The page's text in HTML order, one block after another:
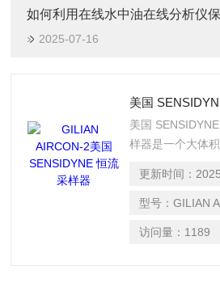
如何利用在线水中油在线分析仪
2025-07-16
美国
美国
样器是一个大体
厂地区。
更新时间：
型号：GILIAN
访问量： 1189